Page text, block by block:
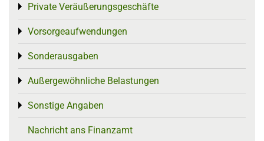
Private Veräußerungsgeschäfte
Toggle menu
Vorsorgeaufwendungen
Toggle menu
Sonderausgaben
Toggle menu
Außergewöhnliche Belastungen
Toggle menu
Sonstige Angaben
Toggle menu
Nachricht ans Finanzamt